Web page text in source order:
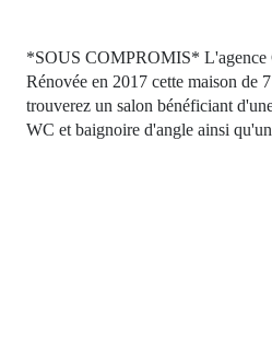
*SOUS COMPROMIS* L'agence
Rénovée en 2017 cette maison de
trouverez un salon bénéficiant
WC et baignoire d'angle ainsi
de 54 lots (charge de copropriété
créer un accès à l'espace
investissement locatif. Ne tarder
privilégier les appels